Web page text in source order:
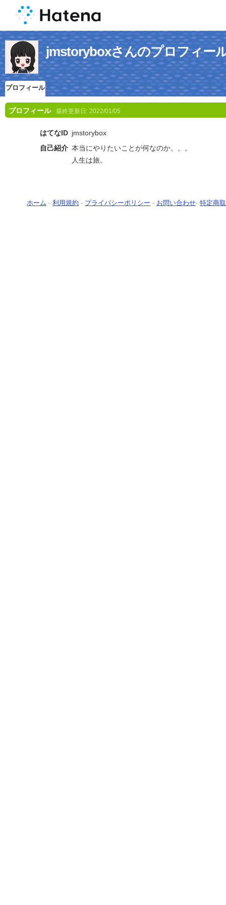
jmstoryboxさんのプロフィー
プロフィール
プロフィール 最終更新日: 2022/01/05
はてなID jmstorybox
自己紹介 本当にやりたいことが何なのか。。。
人生は旅。
ホーム - 利用規約 - プライバシーポリシー - お問い合わせ- 特定商